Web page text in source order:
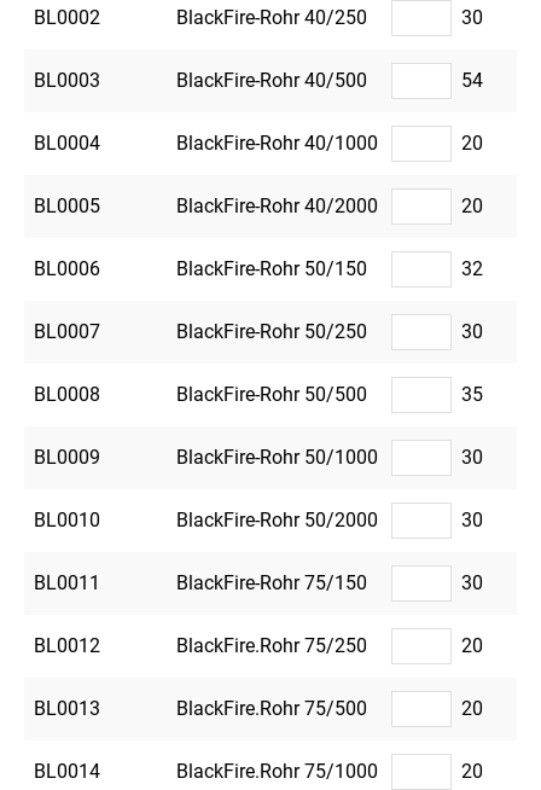
BL0002 BlackFire-Rohr 40/250 30
BL0003 BlackFire-Rohr 40/500 54
BL0004 BlackFire-Rohr 40/1000 20
BL0005 BlackFire-Rohr 40/2000 20
BL0006 BlackFire-Rohr 50/150 32
BL0007 BlackFire-Rohr 50/250 30
BL0008 BlackFire-Rohr 50/500 35
BL0009 BlackFire-Rohr 50/1000 30
BL0010 BlackFire-Rohr 50/2000 30
BL0011 BlackFire-Rohr 75/150 30
BL0012 BlackFire.Rohr 75/250 20
BL0013 BlackFire.Rohr 75/500 20
BL0014 BlackFire.Rohr 75/1000 20